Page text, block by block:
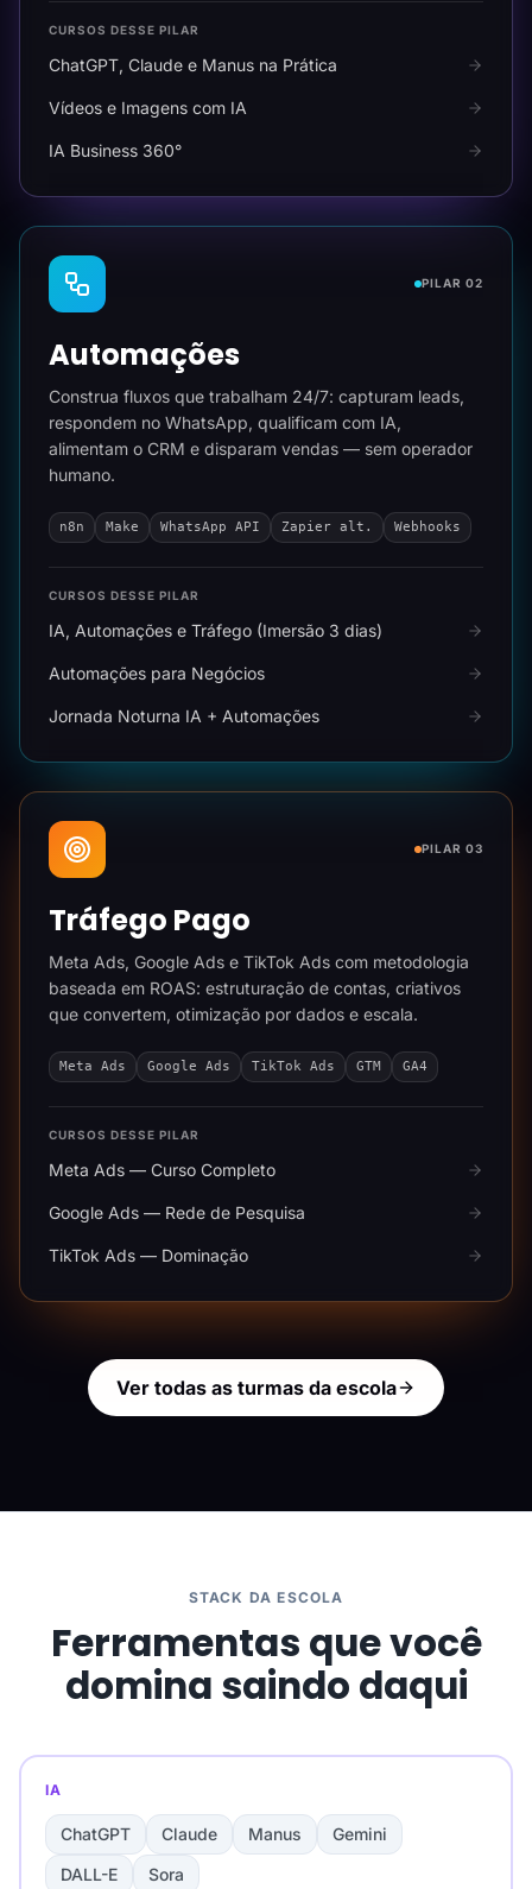
CURSOS DESSE PILAR
ChatGPT, Claude e Manus na Prática
Vídeos e Imagens com IA
IA Business 360°
PILAR 02
Automações
Construa fluxos que trabalham 24/7: capturam leads,
respondem no WhatsApp, qualificam com IA,
alimentam o CRM e disparam vendas — sem operador
humano.
n8n Make WhatsApp API Zapier alt. Webhooks
CURSOS DESSE PILAR
IA, Automações e Tráfego (Imersão 3 dias)
Automações para Negócios
Jornada Noturna IA + Automações
PILAR 03
Tráfego Pago
Meta Ads, Google Ads e TikTok Ads com metodologia
baseada em ROAS: estruturação de contas, criativos
que convertem, otimização por dados e escala.
Meta Ads Google Ads TikTok Ads GTM GA4
CURSOS DESSE PILAR
Meta Ads — Curso Completo
Google Ads — Rede de Pesquisa
TikTok Ads — Dominação
Ver todas as turmas da escola
STACK DA ESCOLA
Ferramentas que você
domina saindo daqui
IA
ChatGPT Claude Manus
Gemini
DALL-E
Sora